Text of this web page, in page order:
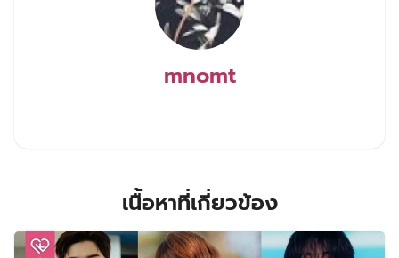
mnomt
เนื้อหาที่เกี่ยวข้อง